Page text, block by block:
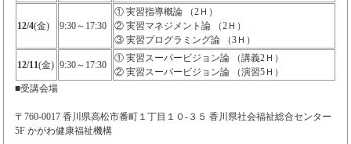
12/4(金) 9:30～17:30
① 実習指導概論 （2Ｈ）
② 実習マネジメント論 （2Ｈ）
③ 実習プログラミング論 （3Ｈ）
12/11(金) 9:30～17:30
① 実習スーパービジョン論 （講義2Ｈ）
② 実習スーパービジョン論 （演習5Ｈ）
■受講会場
〒760-0017 香川県高松市番町１丁目１０-３５ 香川県社会福祉総合センター
5F かがわ健康福祉機構